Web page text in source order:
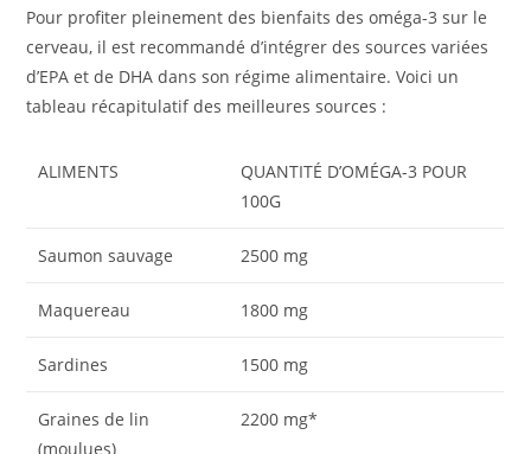
Pour profiter pleinement des bienfaits des oméga-3 sur le
cerveau, il est recommandé d’intégrer des sources variées
d’EPA et de DHA dans son régime alimentaire. Voici un
tableau récapitulatif des meilleures sources :
ALIMENTS
QUANTITÉ D’OMÉGA-3 POUR
100G
Saumon sauvage 2500 mg
Maquereau 1800 mg
Sardines 1500 mg
Graines de lin
(moulues)
2200 mg*